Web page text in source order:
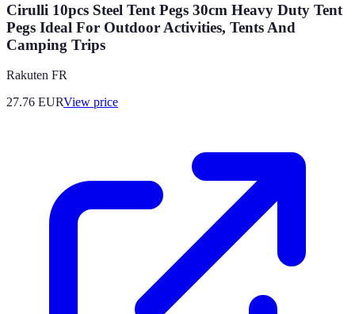
Cirulli 10pcs Steel Tent Pegs 30cm Heavy Duty Tent
Pegs Ideal For Outdoor Activities, Tents And
Camping Trips
Rakuten FR
27.76 EURView price